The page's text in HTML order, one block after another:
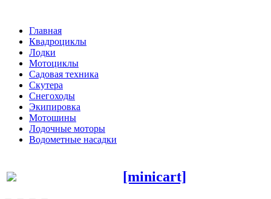
Главная
Квадроциклы
Лодки
Мотоциклы
Садовая техника
Скутера
Снегоходы
Экипировка
Мотошины
Лодочные моторы
Водометные насадки
[minicart]